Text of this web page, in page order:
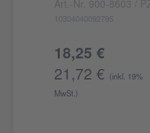
Art.-Nr. 900-8603 /
10304040092795
18,25 €
21,72 €
(inkl. 19%
MwSt.)